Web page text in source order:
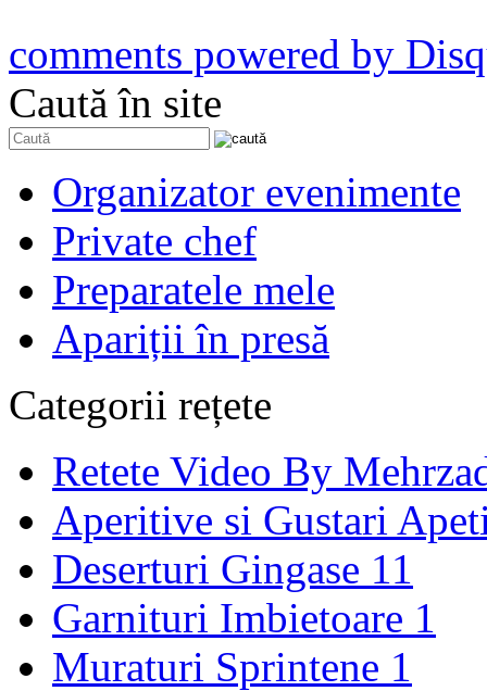
comments powered by
Caută în site
Organizator evenimente
Private chef
Preparatele mele
Apariții în presă
Categorii rețete
Retete Video By
Aperitive si Gustari
Deserturi Gingase 11
Garnituri Imbietoare 1
Muraturi Sprintene 1